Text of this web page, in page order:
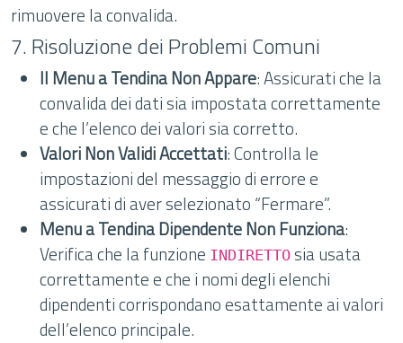
rimuovere la convalida.
7. Risoluzione dei Problemi Comuni
Il Menu a Tendina Non Appare: Assicurati che la
convalida dei dati sia impostata correttamente
e che l’elenco dei valori sia corretto.
Valori Non Validi Accettati: Controlla le
impostazioni del messaggio di errore e
assicurati di aver selezionato “Fermare”.
Menu a Tendina Dipendente Non Funziona:
Verifica che la funzione INDIRETTO sia usata
correttamente e che i nomi degli elenchi
dipendenti corrispondano esattamente ai valori
dell’elenco principale.